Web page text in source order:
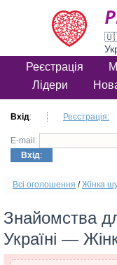
Реєстрація
Лідери
Вхід: Реєстрація:
E-mail:
Вхід:
Всі оголошення /Жінка
Знайомства
Україні —